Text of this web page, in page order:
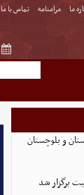
ما مرامنامه تماس با ما
و بلوچستان